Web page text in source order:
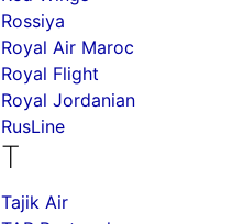
Rossiya
Royal Air Maroc
Royal Flight
Royal Jordanian
RusLine
T
Tajik Air